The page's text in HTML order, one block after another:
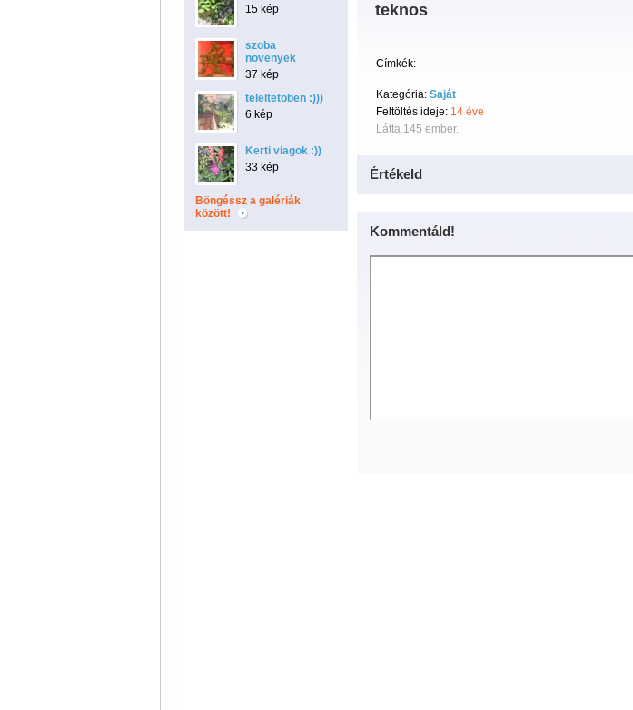
15 kép
szoba
novenyek
37 kép
teleltetoben :)))
6 kép
Kerti viagok :))
33 kép
Böngéssz a galériák
között!
teknos
Címkék:
Kategória: Saját
Feltöltés ideje: 14 éve
Látta 145 ember.
Értékeld
Kommentáld!